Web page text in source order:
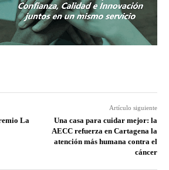
La
Artículo siguiente
Una casa para cuidar mejor: la
AECC refuerza en Cartagena la
atención más humana contra el
cáncer